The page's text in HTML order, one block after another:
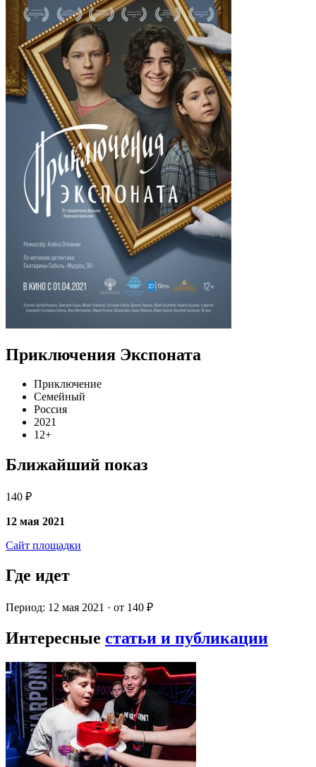
Приключения Экспоната
Приключение
Семейный
Россия
2021
12+
Ближайший показ
140 ₽
12 мая 2021
Сайт площадки
Где идет
Период: 12 мая 2021 · от 140 ₽
Интересные статьи и публикации